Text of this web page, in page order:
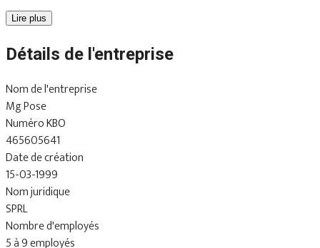
Lire plus
Détails de l'entreprise
Nom de l'entreprise
Mg Pose
Numéro KBO
465605641
Date de création
15-03-1999
Nom juridique
SPRL
Nombre d'employés
5 à 9 employés